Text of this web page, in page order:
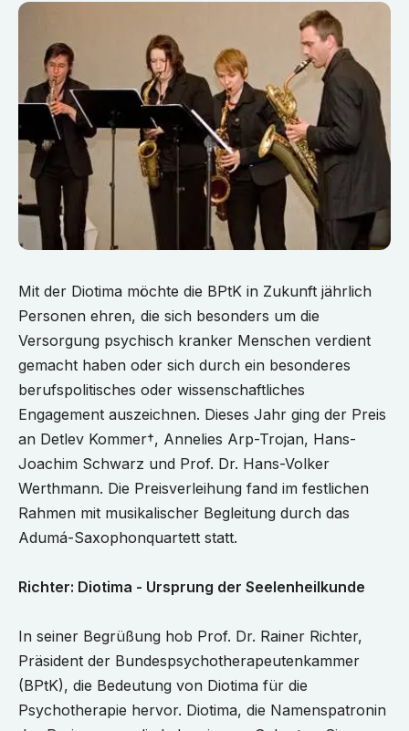
Mit der Diotima möchte die BPtK in Zukunft jährlich
Personen ehren, die sich besonders um die
Versorgung psychisch kranker Menschen verdient
gemacht haben oder sich durch ein besonderes
berufspolitisches oder wissenschaftliches
Engagement auszeichnen. Dieses Jahr ging der Preis
an Detlev Kommer†, Annelies Arp-Trojan, Hans-
Joachim Schwarz und Prof. Dr. Hans-Volker
Werthmann. Die Preisverleihung fand im festlichen
Rahmen mit musikalischer Begleitung durch das
Adumá-Saxophonquartett statt.
Richter: Diotima - Ursprung der Seelenheilkunde
In seiner Begrüßung hob Prof. Dr. Rainer Richter,
Präsident der Bundespsychotherapeutenkammer
(BPtK), die Bedeutung von Diotima für die
Psychotherapie hervor. Diotima, die Namenspatronin